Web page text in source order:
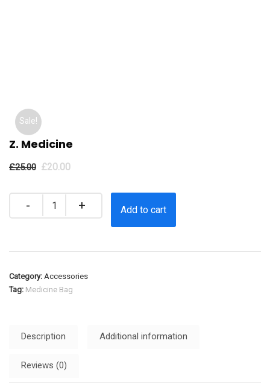
Sale!
Z. Medicine
£25.00 £20.00
Add to cart
Category: Accessories
Tag: Medicine Bag
Description Additional information
Reviews (0)